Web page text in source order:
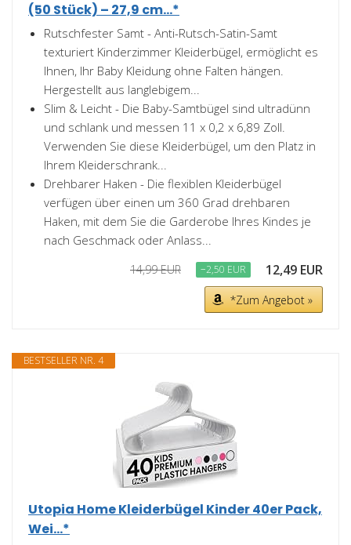
(50 Stück) – 27,9 cm...*
Rutschfester Samt - Anti-Rutsch-Satin-Samt
texturiert Kinderzimmer Kleiderbügel, ermöglicht es
Ihnen, Ihr Baby Kleidung ohne Falten hängen.
Hergestellt aus langlebigem...
Slim & Leicht - Die Baby-Samtbügel sind ultradünn
und schlank und messen 11 x 0,2 x 6,89 Zoll.
Verwenden Sie diese Kleiderbügel, um den Platz in
Ihrem Kleiderschrank...
Drehbarer Haken - Die flexiblen Kleiderbügel
verfügen über einen um 360 Grad drehbaren
Haken, mit dem Sie die Garderobe Ihres Kindes je
nach Geschmack oder Anlass...
14,99 EUR −2,50 EUR 12,49 EUR
*Zum Angebot »
BESTSELLER NR. 4
Utopia Home Kleiderbügel Kinder 40er Pack,
Wei...*